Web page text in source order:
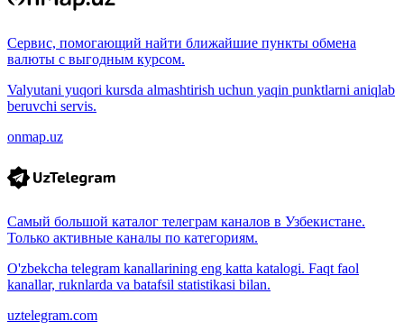
Сервис, помогающий найти ближайшие пункты обмена
валюты с выгодным курсом.
Valyutani yuqori kursda almashtirish uchun yaqin punktlarni aniqlab
beruvchi servis.
onmap.uz
Самый большой каталог телеграм каналов в Узбекистане.
Только активные каналы по категориям.
O'zbekcha telegram kanallarining eng katta katalogi. Faqt faol
kanallar, ruknlarda va batafsil statistikasi bilan.
uztelegram.com